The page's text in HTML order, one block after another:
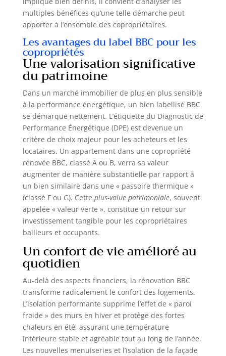
T5. Qualité d’air intérieur améliorée : filtre fin
ePM10 50% (M5) sur l’insufflation + filtre ePM10
65% (G4) sur l’aspiration, entretien facile et
remplacement rapide des filtres. Polyvalent &
(rafraîchissement), protection antigel intégrée,
compatible remplacement VMC simple ou
double flux, idéal pour logements classés T2 à
T5.
multiples bénéfices qu’une telle démarche peut
apporter à l’ensemble des copropriétaires.
Les avantages du label BBC pour les
copropriétés
Une valorisation significative
du patrimoine
Dans un marché immobilier de plus en plus sensible
à la performance énergétique, un bien labellisé BBC
se démarque nettement. L’étiquette du Diagnostic de
Performance Énergétique (DPE) est devenue un
critère de choix majeur pour les acheteurs et les
locataires. Un appartement dans une copropriété
rénovée BBC, classé A ou B, verra sa valeur
augmenter de manière substantielle par rapport à
un bien similaire dans une « passoire thermique »
(classé F ou G). Cette plus-value patrimoniale, souvent
appelée « valeur verte », constitue un retour sur
investissement tangible pour les copropriétaires
bailleurs et occupants.
Un confort de vie amélioré au
quotidien
Au-delà des aspects financiers, la rénovation BBC
transforme radicalement le confort des logements.
L’isolation performante supprime l’effet de « paroi
froide » des murs en hiver et protège des fortes
chaleurs en été, assurant une température
intérieure stable et agréable tout au long de l’année.
Les nouvelles menuiseries et l’isolation de la façade